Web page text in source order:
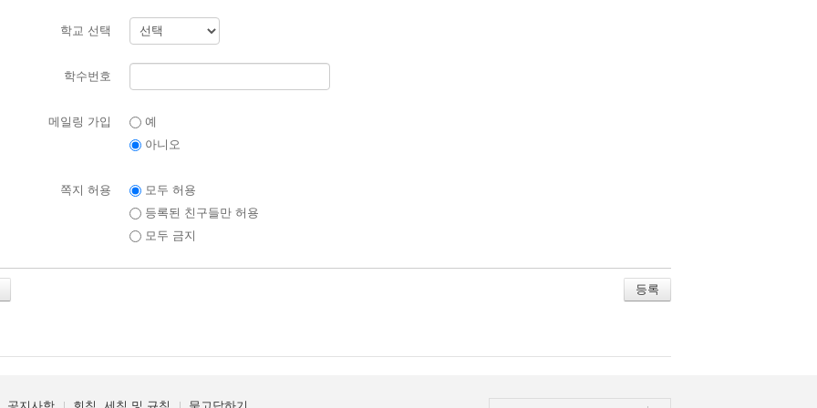
학교 선택
학수번호
메일링 가입
예
아니오
쪽지 허용
모두 허용
등록된 친구들만 허용
모두 금지